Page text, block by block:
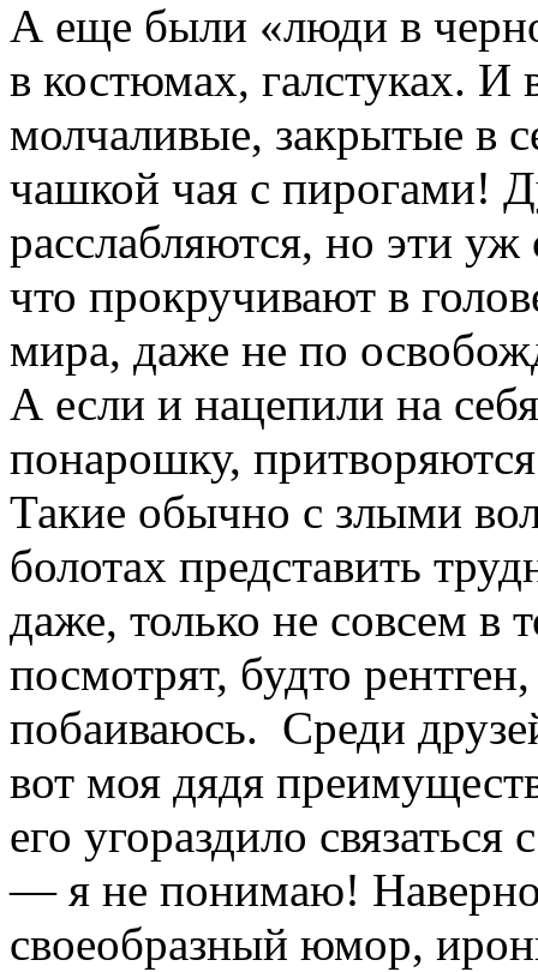
А еще были «люди в
в костюмах, галстуках. И
молчаливые, закрытые в
чашкой чая с пирогами!
расслабляются, но эти уж
что прокручивают в
мира, даже не по
А если и нацепили на
понарошку,
Такие обычно с злыми
болотах представить
даже, только не совсем в
посмотрят, будто
побаиваюсь. Среди
вот моя дядя
его угораздило
— я не понимаю!
своеобразный юмор,